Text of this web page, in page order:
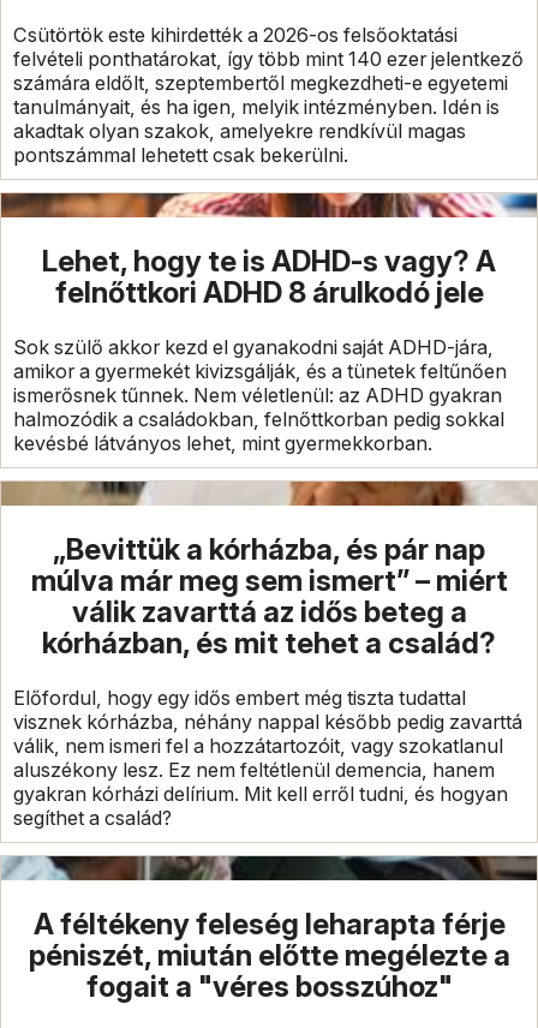
Csütörtök este kihirdették a 2026-os felsőoktatási
felvételi ponthatárokat, így több mint 140 ezer jelentkező
számára eldőlt, szeptembertől megkezdheti-e egyetemi
tanulmányait, és ha igen, melyik intézményben. Idén is
akadtak olyan szakok, amelyekre rendkívül magas
pontszámmal lehetett csak bekerülni.
Lehet, hogy te is ADHD-s vagy? A
felnőttkori ADHD 8 árulkodó jele
Sok szülő akkor kezd el gyanakodni saját ADHD-jára,
amikor a gyermekét kivizsgálják, és a tünetek feltűnően
ismerősnek tűnnek. Nem véletlenül: az ADHD gyakran
halmozódik a családokban, felnőttkorban pedig sokkal
kevésbé látványos lehet, mint gyermekkorban.
„Bevittük a kórházba, és pár nap
múlva már meg sem ismert” – miért
válik zavarttá az idős beteg a
kórházban, és mit tehet a család?
Előfordul, hogy egy idős embert még tiszta tudattal
visznek kórházba, néhány nappal később pedig zavarttá
válik, nem ismeri fel a hozzátartozóit, vagy szokatlanul
aluszékony lesz. Ez nem feltétlenül demencia, hanem
gyakran kórházi delírium. Mit kell erről tudni, és hogyan
segíthet a család?
A féltékeny feleség leharapta férje
péniszét, miután előtte megélezte a
fogait a "véres bosszúhoz"